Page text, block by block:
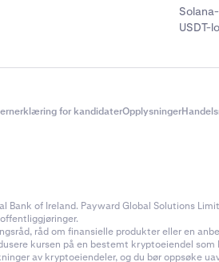
USDT-
for kandidaterOpplysninger
of Ireland. Payward Global Solutions
råd om finansielle produkter eller en
kursen på en bestemt kryptoeiendel
av kryptoeiendeler, og du bør oppsøke